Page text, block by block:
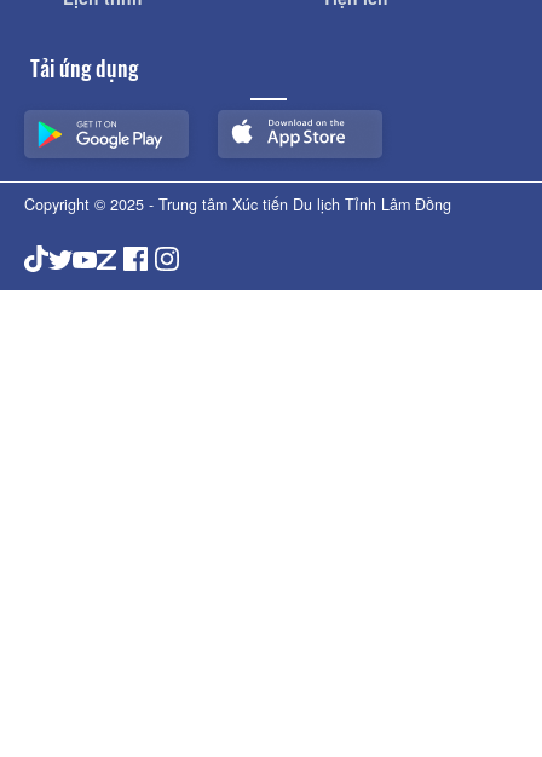
Tải ứng dụng
Copyright © 2025 - Trung tâm Xúc tiến Du lịch Tỉnh Lâm Đồng